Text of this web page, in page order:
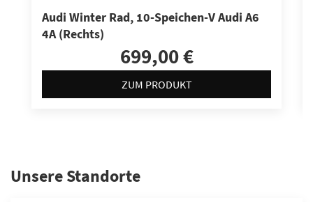
Audi Winter Rad, 10-Speichen-V Audi A6
4A (Rechts)
699,00 €
ZUM PRODUKT
Unsere Standorte